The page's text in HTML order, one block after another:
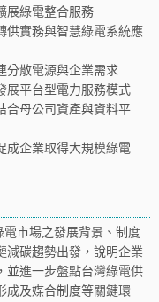
展綠電整合服務
供實務與智慧綠電系統應
分散電源與企業需求
展平台型電力服務模式
合母公司資產與資料平
成企業取得大規模綠電
電市場之發展背景、制度
減碳趨勢出發，說明企業
並進一步盤點台灣綠電供
成及媒合制度等關鍵環